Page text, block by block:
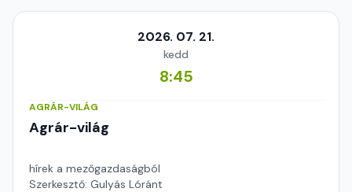
2026. 07. 21.
kedd
8:45
AGRÁR-VILÁG
Agrár-világ
hírek a mezőgazdaságból
Szerkesztő: Gulyás Lóránt